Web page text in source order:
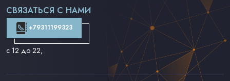
Доставка и Оплата
Контакты
СВЯЗАТЬСЯ С НАМИ
+79311199323
с 12 до 22,